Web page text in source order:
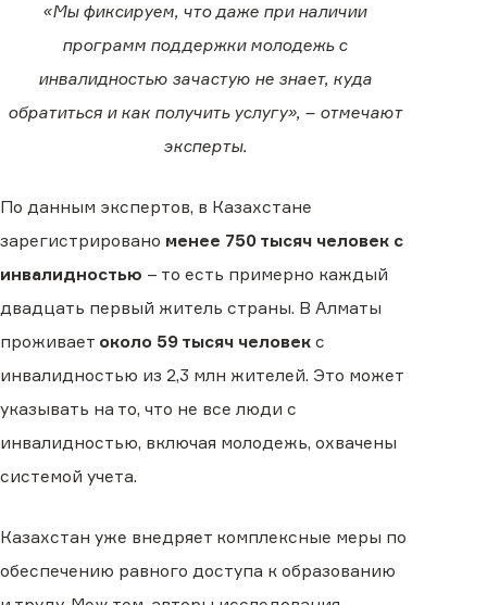
«Мы фиксируем, что даже при наличии
программ поддержки молодежь с
инвалидностью зачастую не знает, куда
обратиться и как получить услугу», – отмечают
эксперты.
По данным экспертов, в Казахстане
зарегистрировано менее 750 тысяч человек с
инвалидностью – то есть примерно каждый
двадцать первый житель страны. В Алматы
проживает около 59 тысяч человек с
инвалидностью из 2,3 млн жителей. Это может
указывать на то, что не все люди с
инвалидностью, включая молодежь, охвачены
системой учета.
Казахстан уже внедряет комплексные меры по
обеспечению равного доступа к образованию